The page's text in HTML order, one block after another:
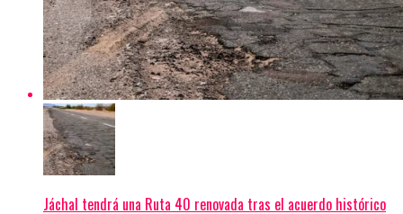
Jáchal tendrá una Ruta 40 renovada tras el acuerdo histórico